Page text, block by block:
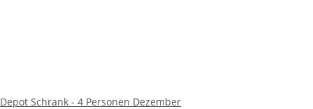
Depot Schrank - 4 Personen Dezember